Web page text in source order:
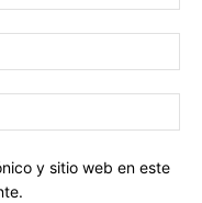
y sitio web en este